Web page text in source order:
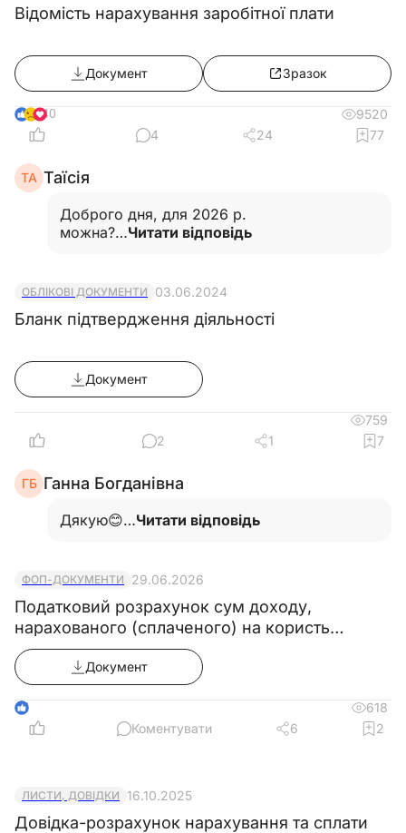
Відомість нарахування заробітної плати
Документ Зразок
40
9520
4
24 77
ТА Таїсія
Доброго дня, для 2026 р.
можна?…Читати відповідь
ОБЛІКОВІ ДОКУМЕНТИ 03.06.2024
Бланк підтвердження діяльності
Документ
759
2
1 7
ГБ Ганна Богданівна
Дякую😊…Читати відповідь
ФОП-ДОКУМЕНТИ 29.06.2026
Податковий розрахунок сум доходу,
нарахованого (сплаченого) на користь
платників податків - ФО, і сум утриманого з
них податку, а також сум нарахованого ЄВ
для податкових агентів, які є ФОП та або
особами, які провадять незалежну
профдіяльність
Документ
1
618
Коментувати
6 2
ЛИСТИ, ДОВІДКИ 16.10.2025
Довідка-розрахунок нарахування та сплати